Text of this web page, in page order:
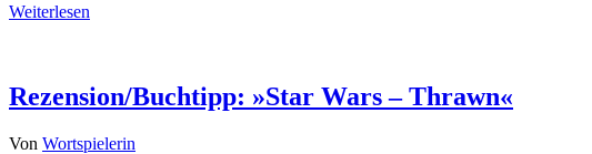
Weiterlesen
Rezension/Buchtipp: »Star Wars – Thrawn«
Von Wortspielerin